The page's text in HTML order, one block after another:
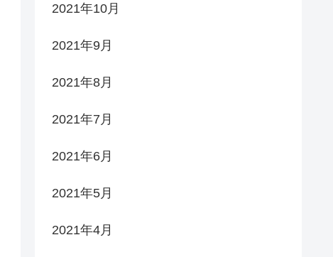
2021年10月
2021年9月
2021年8月
2021年7月
2021年6月
2021年5月
2021年4月